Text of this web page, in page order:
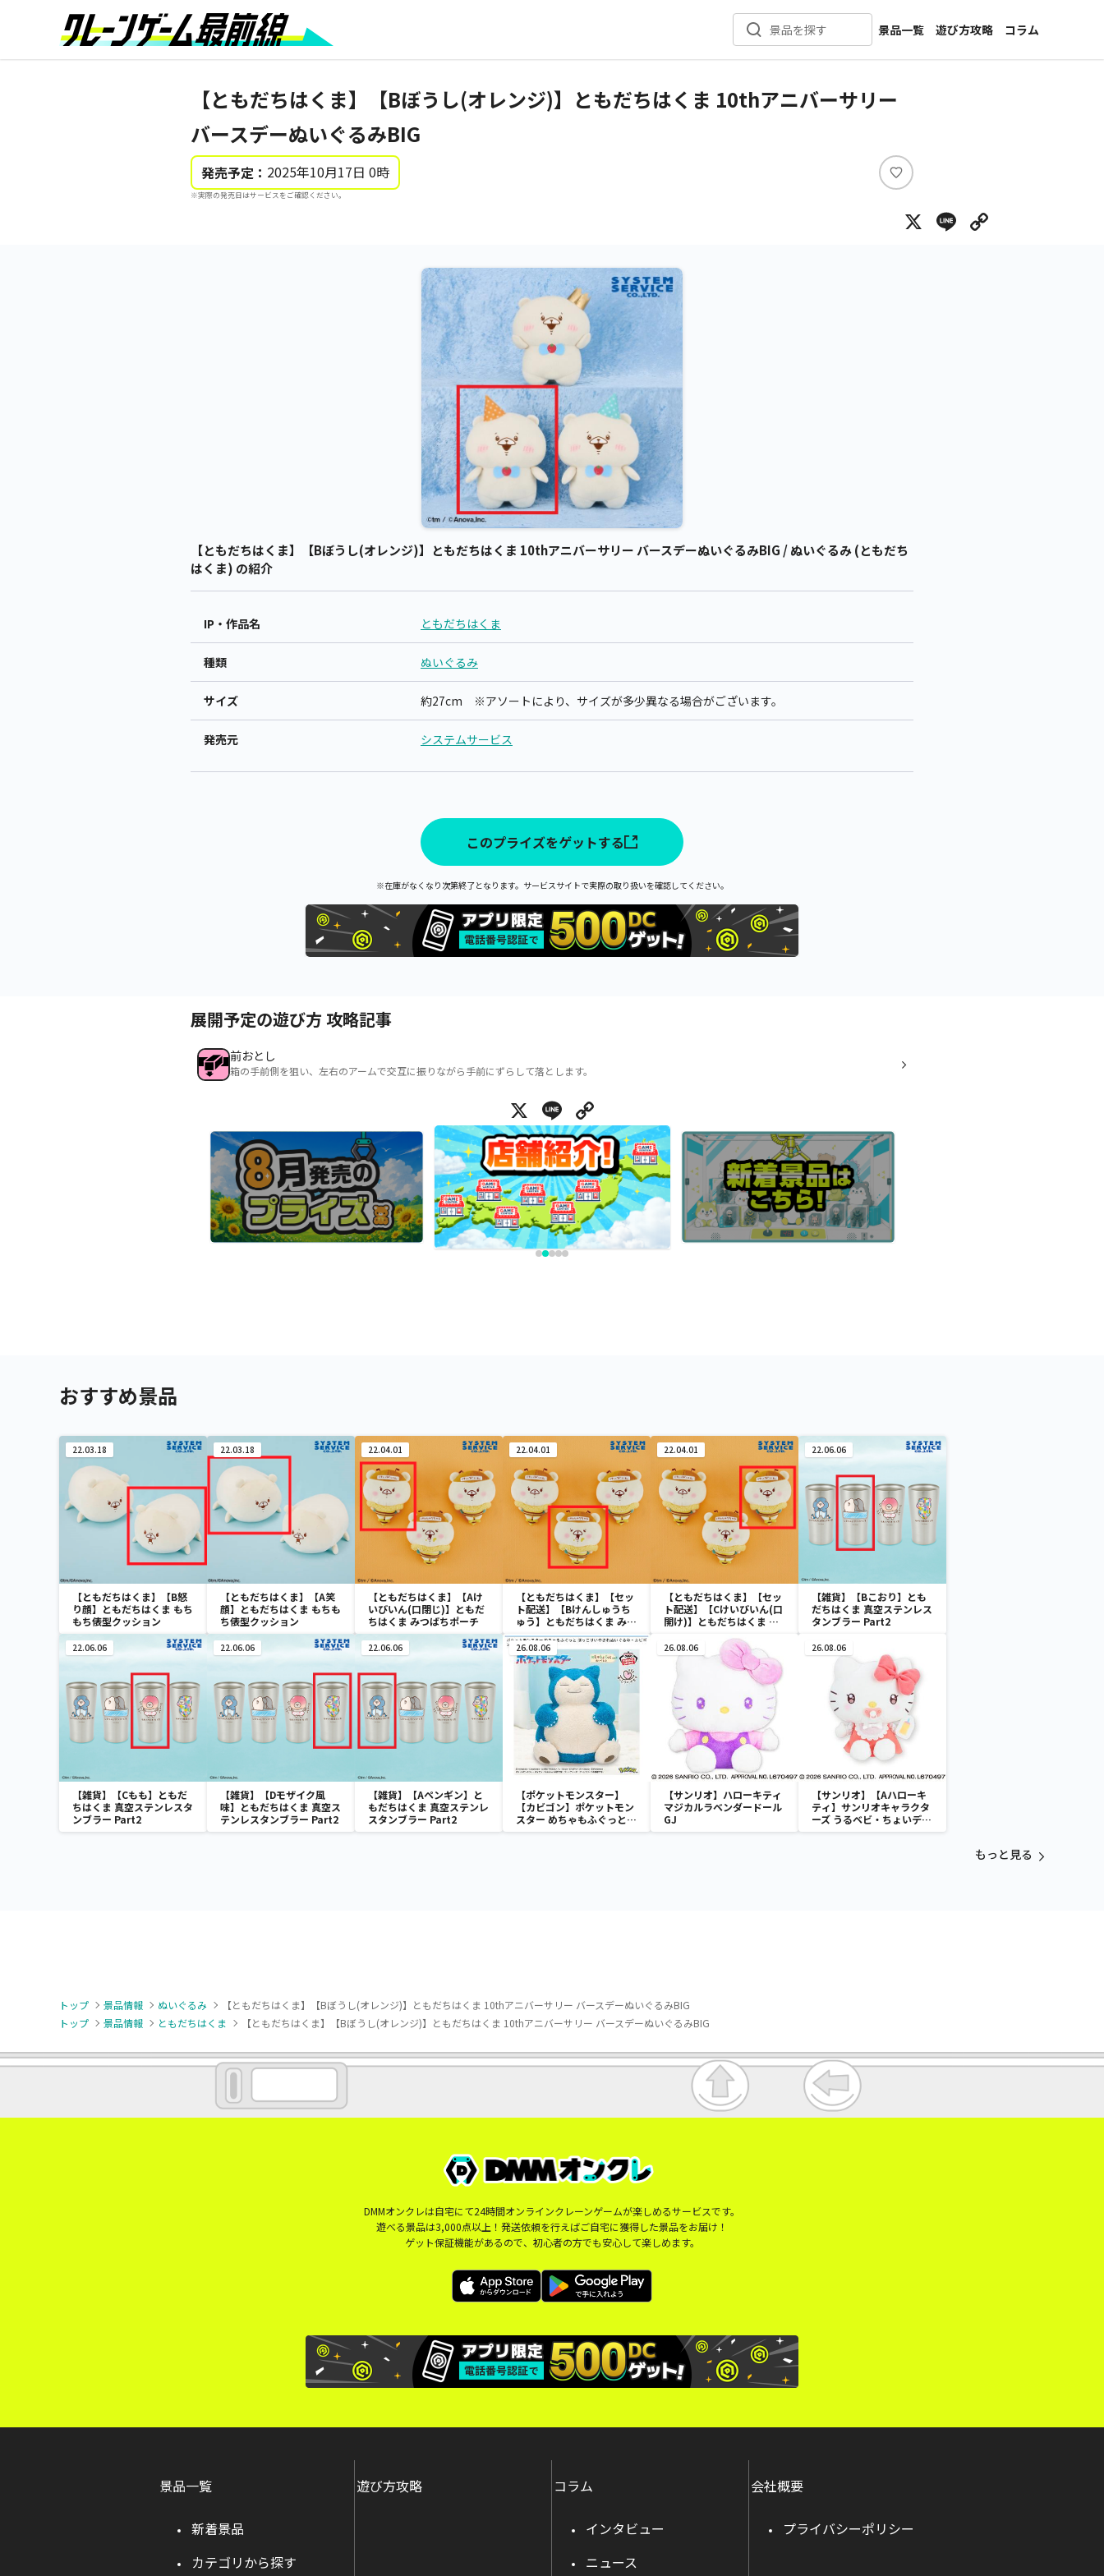
景品を探す
景品一覧
新着景品
遊び方攻略
コラム
インタビュー
【ともだちはくま】【Bぼうし(オレンジ)】ともだちはくま 10thアニバーサリー
バースデーぬいぐるみBIG
発売予定： 2025年10月17日 0時
※実際の発売日はサービスをご確認ください。
い
ね
X Line
【ともだちはくま】【Bぼうし(オレンジ)】ともだちはくま 10thアニバーサリー バースデーぬいぐるみBIG / ぬいぐるみ (ともだち
はくま) の紹介
IP・作品名 ともだちはくま
種類 ぬいぐるみ
サイズ 約27cm ※アソートにより、サイズが多少異なる場合がございます。
発売元 システムサービス
このプライズをゲットする
※在庫がなくなり次第終了となります。サービスサイトで実際の取り扱いを確認してください。
展開予定の遊び方 攻略記事
前おとし
箱の手前側を狙い、左右のアームで交互に振りながら手前にずらして落とします。
X Line
おすすめ景品
22.03.18
【ともだちはくま】【B怒
り顔】ともだちはくま もち
もち俵型クッション
22.03.18
【ともだちはくま】【A笑
顔】ともだちはくま もちも
ち俵型クッション
22.04.01
【ともだちはくま】【Aけ
いびいん(口閉じ)】ともだ
ちはくま みつばちポーチ
22.04.01
【ともだちはくま】【セッ
ト配送】【Bけんしゅうち
ゅう】ともだちはくま みつ
ばちポーチ
22.04.01
【ともだちはくま】【セッ
ト配送】【Cけいびいん(口
開け)】ともだちはくま み
22.06.06
【雑貨】【Bこおり】とも
だちはくま 真空ステンレス
タンブラー Part2
22.06.06
【雑貨】【Cもも】ともだ
ちはくま 真空ステンレスタ
ンブラー Part2
22.06.06
【雑貨】【Dモザイク風
味】ともだちはくま 真空ス
テンレスタンブラー Part2
22.06.06
【雑貨】【Aペンギン】と
もだちはくま 真空ステンレ
スタンブラー Part2
26.08.06
【ポケットモンスター】
【カビゴン】ポケットモン
スター めちゃもふぐっと
ほっこりいやされぬいぐる
26.08.06
【サンリオ】ハローキティ
マジカルラベンダードール
GJ
26.08.06
【サンリオ】【Aハローキ
ティ】サンリオキャラクタ
ーズ うるベビ・ちょいデカ
ドール
もっと見る
トップ 景品情報 ぬいぐるみ
【ともだちはくま】【Bぼうし(オレンジ)】ともだちはくま 10thアニバーサリー バースデーぬいぐるみBIG
トップ
景品情報 ともだちはくま 【ともだちはくま】【Bぼうし(オレンジ)】ともだちはくま 10thアニバーサリー バースデーぬいぐるみBIG
DMMオンクレは自宅にて24時間オンラインクレーンゲームが楽しめるサービスです。
遊べる景品は3,000点以上！発送依頼を行えばご自宅に獲得した景品をお届け！
ゲット保証機能があるので、初心者の方でも安心して楽しめます。
景品一覧
新着景品
カテゴリから探す
遊び方攻略 コラム
インタビュー
ニュース
会社概要
プライバシーポリシー